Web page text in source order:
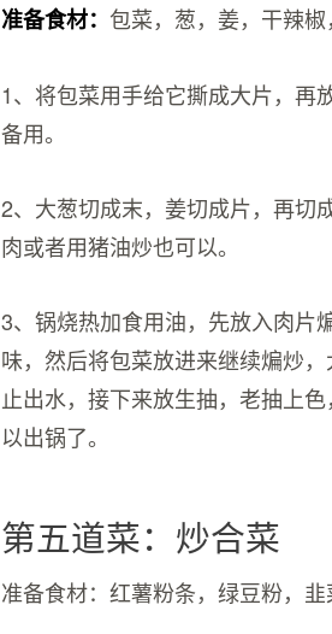
准备食材： 包菜，葱，姜，干辣
1、将包菜用手给它撕成大片，再
备用。
2、大葱切成末，姜切成片，再切
肉或者用猪油炒也可以。
3、锅烧热加食用油，先放入肉片
味，然后将包菜放进来继续煸炒
止出水，接下来放生抽，老抽上
以出锅了。
第五道菜：炒合菜
准备食材：红薯粉条，绿豆粉，